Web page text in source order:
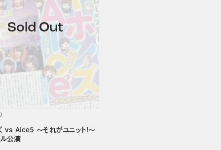
vs Aice5 ～それがユニット!～
公演